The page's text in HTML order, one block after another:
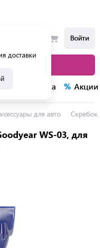
доставки
Войти
Распродажа Акции
для авто Скребок
WS-03, для